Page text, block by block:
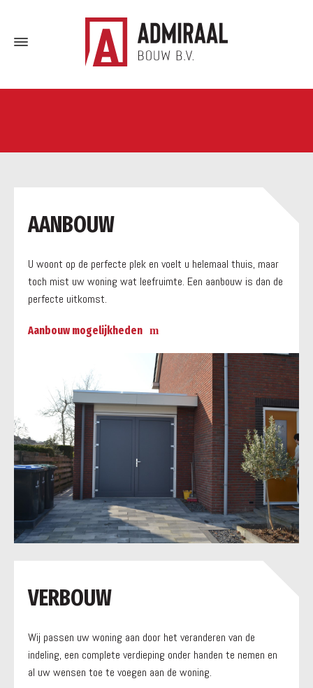
AANBOUW
U woont op de perfecte plek en voelt u helemaal thuis, maar
toch mist uw woning wat leefruimte. Een aanbouw is dan de
perfecte uitkomst.
Aanbouw mogelijkheden
VERBOUW
Wij passen uw woning aan door het veranderen van de
indeling, een complete verdieping onder handen te nemen en
al uw wensen toe te voegen aan de woning.